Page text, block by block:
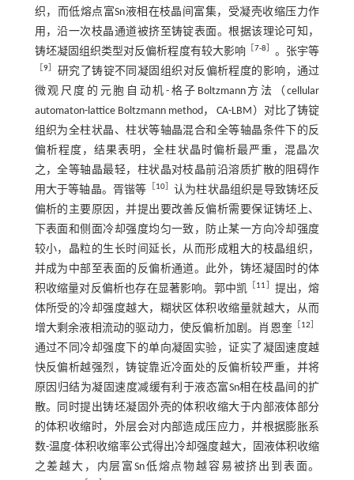
织，而低熔点富Sn液相在枝晶间富集，受凝壳收缩压力作
用，沿一次枝晶通道被挤至铸锭表面。根据该理论可知，
铸坯凝固组织类型对反偏析程度有较大影响
［7-8 。张宇等
［9
研究了铸锭不同凝固组织对反偏析程度的影响，通过
微观尺度的元胞自动机-格子Boltzmann方法（cellular
automaton-lattice Boltzmann method， CA-LBM）对比了铸锭
组织为全柱状晶、柱状等轴晶混合和全等轴晶条件下的反
偏析程度，结果表明，全柱状晶时偏析最严重，混晶次
之，全等轴晶最轻，柱状晶对枝晶前沿溶质扩散的阻碍作
用大于等轴晶。胥锴等
10］认为柱状晶组织是导致铸坯反
偏析的主要原因，并提出要改善反偏析需要保证铸坯上、
下表面和侧面冷却强度均匀一致，防止某一方向冷却强度
较小，晶粒的生长时间延长，从而形成粗大的枝晶组织，
并成为中部至表面的反偏析通道。此外，铸坯凝固时的体
积收缩量对反偏析也存在显著影响。郭中凯
11
提出，熔
体所受的冷却强度越大，糊状区体积收缩量就越大，从而
增大剩余液相流动的驱动力，使反偏析加剧。肖恩奎
12
通过不同冷却强度下的单向凝固实验，证实了凝固速度越
快反偏析越强烈，铸锭靠近冷面处的反偏析较严重，并将
原因归结为凝固速度减缓有利于液态富Sn相在枝晶间的扩
散。同时提出铸坯凝固外壳的体积收缩大于内部液体部分
的体积收缩时，外层会对内部造成压应力，并根据膨胀系
数-温度-体积收缩率公式得出冷却强度越大，固液体积收缩
之差越大，内层富Sn低熔点物越容易被挤出到表面。